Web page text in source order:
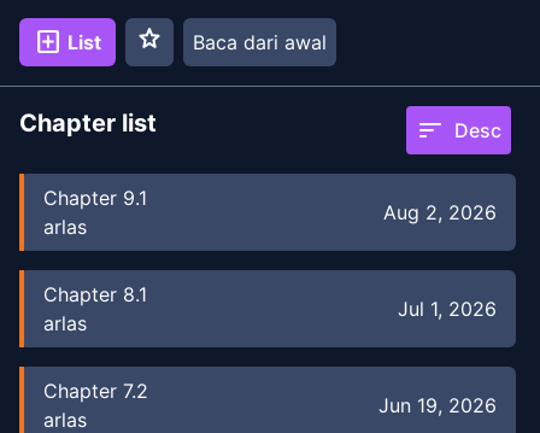
add_box List star Baca dari awal
Chapter list sort Desc
Chapter 9.1
arlas
Aug 2, 2026
Chapter 8.1
arlas
Jul 1, 2026
Chapter 7.2
arlas
Jun 19, 2026